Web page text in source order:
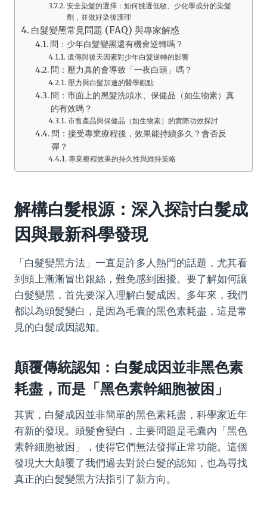
安全染髮的選擇：如何挑選低敏、少化學成分的染髮
劑，並做好染後護理
白髮變黑常見問題 (FAQ) 與專家解惑
問：少年白髮變黑還有機會逆轉嗎？
遺傳與後天因素對少年白髮逆轉的影響
問：壓力真的會導致「一夜白頭」嗎？
壓力與白髮加速的醫學觀點
問：市面上的黑髮洗頭水、保健品（如生物素）真
的有效嗎？
市售產品與保健品（如生物素）的實際功效探討
問：接受專業療程後，效果能持續多久？會否反
彈？
專業療程效果的持久性與維持策略
解構白髮根源：深入探討白髮成
因與最新科學發現
「白髮變黑方法」一直是許多人熱門的話題，尤其看
到頭上漸漸冒出銀絲，難免感到困擾。要了解如何讓
白髮變黑，首先要深入理解白髮成因。多年來，我們
都以為頭髮變白，是因為毛囊的黑色素耗盡，這是常
見的白髮成因認知。
顛覆傳統認知：白髮成因並非黑色素
耗盡，而是「黑色素幹細胞被困」
其實，白髮成因並非簡單的黑色素耗盡，科學家近年
有新的發現。頭髮會變白，主要問題是毛囊內「黑色
素幹細胞被困」，使得它們無法發揮正常功能。這個
發現大大顛覆了我們過去對於白髮的認知，也為尋找
真正的白髮變黑方法指引了新方向。